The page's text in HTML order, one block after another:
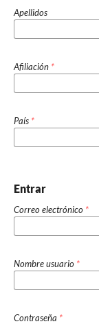
Apellidos
Afiliación *
País *
Entrar
Correo electrónico *
Nombre usuario *
Contraseña *